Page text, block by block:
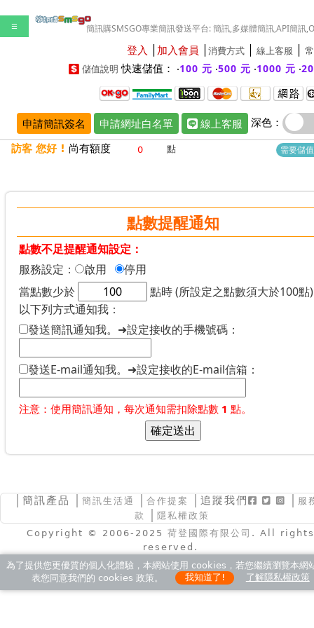
☰ 簡訊購SMSGO專業簡訊發送平台: 簡訊,多媒體簡訊,API簡訊
登入 加入會員 消費方式 線上客服
儲值說明 快速儲值： ‧100 元 ‧500 元 ‧1000 元 ‧
申請簡訊簽名 申請網址白名單 線上客服 深色：
訪客 您好 ! 尚有額度 點 需要儲
點數提醒通知
點數不足提醒通知設定：
服務設定： 啟用
停用
當點數少於
點時 (所設定之點數須大於100點
以下列方式通知我：
發送簡訊通知我。➜設定接收的手機號碼：
發送E-mail通知我。➜設定接收的E-mail信箱：
注意：使用簡訊通知，每次通知需扣除點數 1 點。
簡訊產品 簡訊生活通 合作提案 │追蹤我們
服
款
隱私權政策
Copyright © 2006-2025 荷登國際有限公司 . All rights
reserved.
為了提供您更優質的個人化體驗，本網站使用 cookies，若您繼續瀏覽本網
表您同意我們的 cookies 政策。
我知道了! 了解隱私權政策